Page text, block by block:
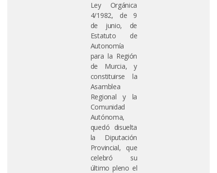
Ley Orgánica
4/1982, de 9
de junio, de
Estatuto de
Autonomía
para la Región
de Murcia, y
constituirse la
Asamblea
Regional y la
Comunidad
Autónoma,
quedó disuelta
la Diputación
Provincial, que
celebró su
último pleno el